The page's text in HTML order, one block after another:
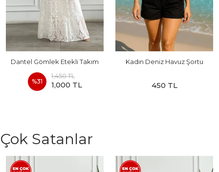
Dantel Gömlek Etekli Takım
%31
1,450 TL
1,000 TL
Kadın Deniz Havuz Şortu
450 TL
Çok Satanlar